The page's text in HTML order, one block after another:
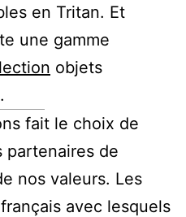
en Tritan. Et
une gamme
objets
fait le choix de
partenaires de
nos valeurs. Les
avec lesquels